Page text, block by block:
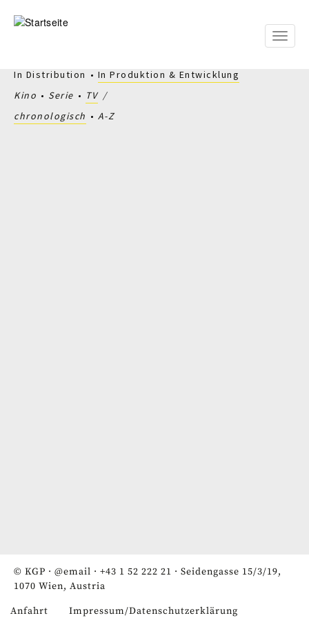
zum
Toggle
In Distribution
In Produktion & Entwicklung
Kino
Serie
TV
chronologisch
A-Z
© KGP · @email · +43 1 52 222 21 · Seidengasse 15/3/19,
1070 Wien, Austria
Anfahrt Impressum/Datenschutzerklärung